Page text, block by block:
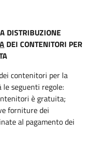
DISTRIBUZIONE
DEI CONTENITORI PER
contenitori per la
seguenti regole:
è gratuita;
forniture dei
al pagamento dei